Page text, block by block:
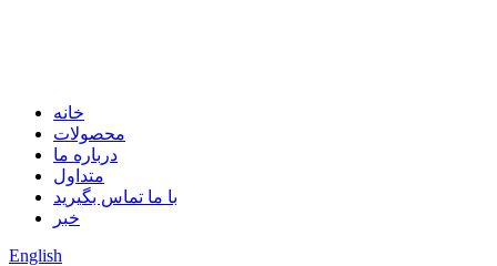
خانه
محصولات
درباره ما
متداول
با ما تماس بگیرید
خبر
English